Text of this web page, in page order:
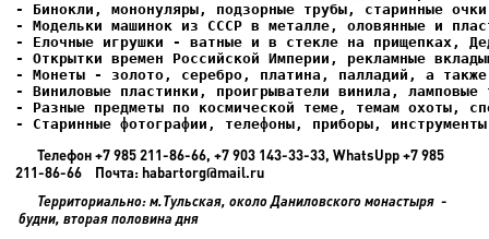
- Елочные игрушки - ватные и в стекле на прищепках,
- Старинные фотографии, телефоны, приборы,
Телефон +7 985 211-86-66, +7 903 143-33-33, WhatsUpp +7 985
211-86-66 Почта: habartorg@mail.ru
Территориально: м.Тульская, около Даниловского монастыря -
будни, вторая половина дня